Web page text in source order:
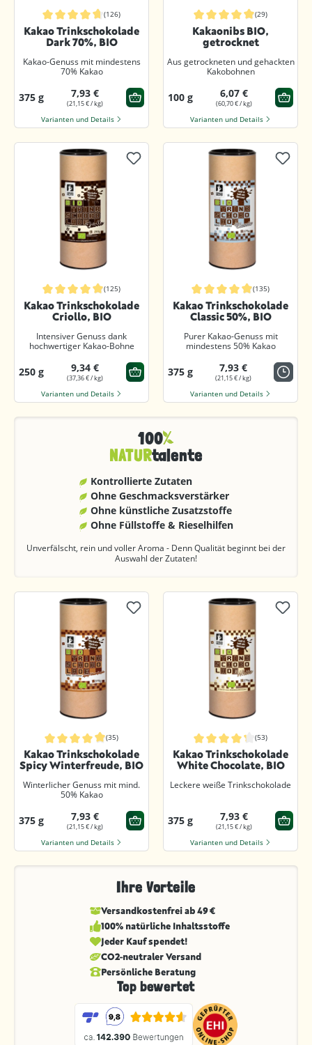
Durchschnittliche Bewertung von 4.8 von 5 Sternen
(126)
Kakao Trinkschokolade
Dark 70%, BIO
Kakao-Genuss mit mindestens
70% Kakao
375 g 7,93 €
(21,15 € / kg)
Varianten und Details
Durchschnittliche Bewertung von
(29)
Kakaonibs BIO,
getrocknet
Aus getrockneten und gehackten
Kakobohnen
100 g 6,07 €
(60,70 € / kg)
Varianten und Details
Durchschnittliche Bewertung von 4.8 von 5 Sternen
(125)
Kakao Trinkschokolade
Criollo, BIO
Intensiver Genuss dank
hochwertiger Kakao-Bohne
250 g 9,34 €
(37,36 € / kg)
Varianten und Details
Durchschnittliche Bewertung von
(135)
Kakao Trinkschokolade
Classic 50%, BIO
Purer Kakao-Genuss mit
mindestens 50% Kakao
375 g 7,93 €
(21,15 € / kg)
Varianten und Details
100
NATURtalente
Kontrollierte Zutaten
Ohne Geschmacks­verstärker
Ohne künstliche Zusatzstoffe
Ohne Füllstoffe & Rieselhilfen
Unverfälscht, rein und voller Aroma - Denn Qualität beginnt bei der
Auswahl der Zutaten!
Durchschnittliche Bewertung von 4.8 von 5 Sternen
(35)
Kakao Trinkschokolade
Spicy Winterfreude, BIO
Winterlicher Genuss mit mind.
50% Kakao
375 g 7,93 €
(21,15 € / kg)
Varianten und Details
Durchschnittliche Bewertung von
(53)
Kakao Trinkschokolade
White Chocolate, BIO
Leckere weiße Trinkschokolade
375 g 7,93 €
(21,15 € / kg)
Varianten und Details
Ihre Vorteile
Versandkostenfrei ab 49 €
100% natürliche Inhaltsstoffe
Jeder Kauf spendet!
CO2-neutraler Versand
Persönliche Beratung
Top bewertet